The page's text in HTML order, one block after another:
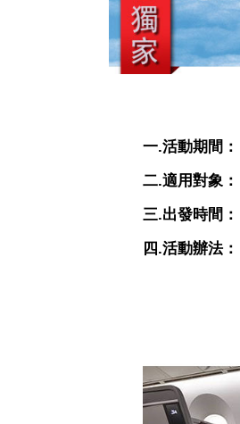
一.活動期間：
二.適用對象：
三.出發時間：
四.活動辦法：